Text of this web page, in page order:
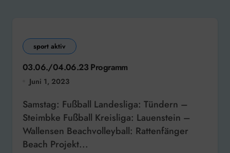
sport aktiv
03.06./04.06.23 Programm
Juni 1, 2023
Samstag: Fußball Landesliga: Tündern –
Steimbke Fußball Kreisliga: Lauenstein –
Wallensen Beachvolleyball: Rattenfänger
Beach Projekt...